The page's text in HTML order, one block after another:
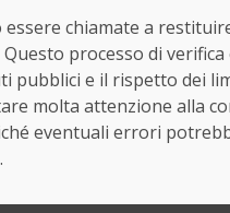
chiamate a
processo di verifica
pubblici e il rispetto dei
molta attenzione alla
eventuali errori